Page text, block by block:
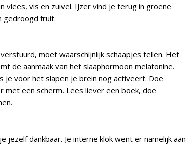
vis en zuivel. IJzer vind je terug in groene
gedroogd fruit.
moet waarschijnlijk schaapjes tellen. Het
de aanmaak van het slaaphormoon melatonine.
je voor het slapen je brein nog activeert. Doe
met een scherm. Lees liever een boek, doe
jezelf dankbaar. Je interne klok went er namelijk aan